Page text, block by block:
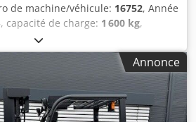
de machine/véhicule: 16752, Année
, capacité de charge: 1 600 kg,
520 mm, levée libre:
charge:600 mm, type de carburant:
, hauteur de construction:
, longueur des
du pneu avant:Tandem
, taille
total:1 222 kg, 5041176 Numéro
Annonce